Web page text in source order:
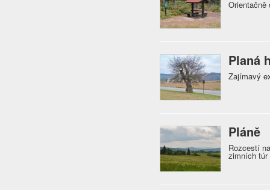
Orientačně
Planá
Zajímavý
Pláně
Rozcestí
zimních túr